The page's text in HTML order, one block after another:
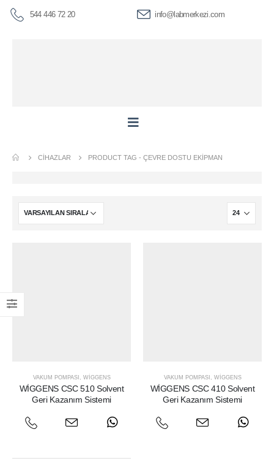
544 446 72 20 info@labmerkezi.com
CIHAZLAR PRODUCT TAG - ÇEVRE DOSTU EKIPMAN
VAKUM POMPASI WIGGENS
WİGGENS CSC 510 Solvent
Geri Kazanım Sistemi
VAKUM POMPASI WIGGENS
WİGGENS CSC 410 Solvent
Geri Kazanım Sistemi